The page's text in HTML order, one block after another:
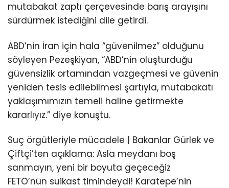
mutabakat zaptı çerçevesinde barış arayışını
sürdürmek istediğini dile getirdi.
ABD’nin İran için hala “güvenilmez” olduğunu
söyleyen Pezeşkiyan, “ABD’nin oluşturduğu
güvensizlik ortamından vazgeçmesi ve güvenin
yeniden tesis edilebilmesi şartıyla, mutabakatı
yaklaşımımızın temeli haline getirmekte
kararlıyız.” diye konuştu.
Suç örgütleriyle mücadele | Bakanlar Gürlek ve
Çiftçi’ten açıklama: Asla meydanı boş
sanmayın, yeni bir boyuta geçeceğiz
FETÖ’nün suikast timindeydi! Karatepe’nin